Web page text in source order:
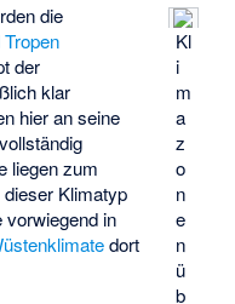
Kl
i
m
a
z
o
n
e
n
ü
b
die
der
klar
hier an seine
liegen zum
Klimatyp
vorwiegend in
dort